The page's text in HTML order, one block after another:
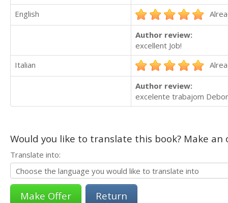
English
Author review:
excellent Job!
Italian
Author review:
excelente trabajom
Would you like to translate this book? Make
Translate into:
Return